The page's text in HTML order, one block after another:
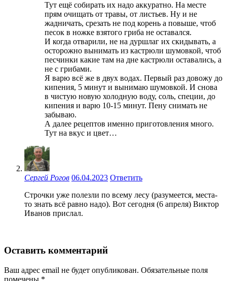
Тут ещё собирать их надо аккуратно. На месте
прям очищать от травы, от листьев. Ну и не
жадничать, срезать не под корень а повыше, чтоб
песок в ножке взятого гриба не оставался.
И когда отварили, не на дуршлаг их скидывать, а
осторожно вынимать из кастрюли шумовкой, чтоб
песчинки какие там на дне кастрюли оставались, а
не с грибами.
Я варю всё же в двух водах. Первый раз довожу до
кипения, 5 минут и вынимаю шумовкой. И снова
в чистую новую холодную воду, соль, специи, до
кипения и варю 10-15 минут. Пену снимать не
забываю.
А далее рецептов именно приготовления много.
Тут на вкус и цвет…
Сергей Рогов 06.04.2023 Ответить
Строчки уже полезли по всему лесу (разумеется, места-
то знать всё равно надо). Вот сегодня (6 апреля) Виктор
Иванов прислал.
Оставить комментарий
Ваш адрес email не будет опубликован. Обязательные поля
помечены *